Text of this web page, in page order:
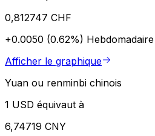
0,812747 CHF
+0.0050 (0.62%) Hebdomadaire
Afficher le graphique
Yuan ou renminbi chinois
1 USD équivaut à
6,74719 CNY